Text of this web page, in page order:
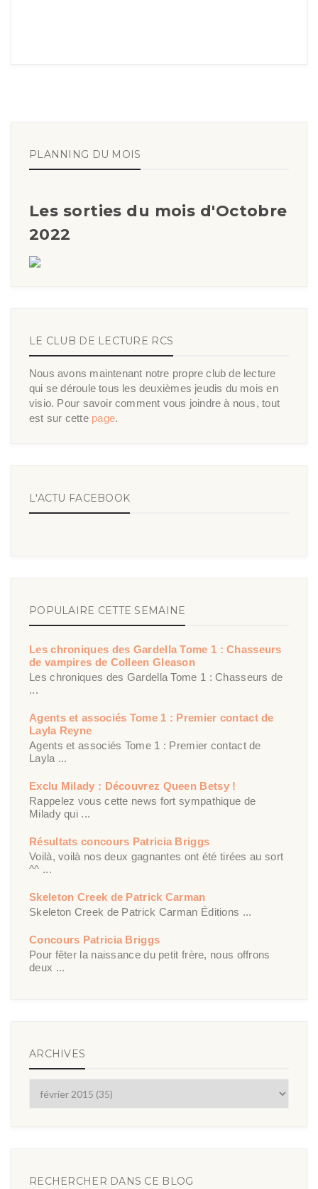
PLANNING DU MOIS
Les sorties du mois d'Octobre
2022
LE CLUB DE LECTURE RCS
Nous avons maintenant notre propre club de lecture
qui se déroule tous les deuxièmes jeudis du mois en
visio. Pour savoir comment vous joindre à nous, tout
est sur cette page.
L'ACTU FACEBOOK
POPULAIRE CETTE SEMAINE
Les chroniques des Gardella Tome 1 : Chasseurs
de vampires de Colleen Gleason
Les chroniques des Gardella Tome 1 : Chasseurs de
...
Agents et associés Tome 1 : Premier contact de
Layla Reyne
Agents et associés Tome 1 : Premier contact de
Layla ...
Exclu Milady : Découvrez Queen Betsy !
Rappelez vous cette news fort sympathique de
Milady qui ...
Résultats concours Patricia Briggs
Voilà, voilà nos deux gagnantes ont été tirées au sort
^^ ...
Skeleton Creek de Patrick Carman
Skeleton Creek de Patrick Carman Éditions ...
Concours Patricia Briggs
Pour fêter la naissance du petit frère, nous offrons
deux ...
ARCHIVES
RECHERCHER DANS CE BLOG